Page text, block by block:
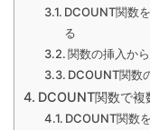
DCOUNT関数
る
関数の挿入か
DCOUNT関数
DCOUNT関数で複
DCOUNT関数